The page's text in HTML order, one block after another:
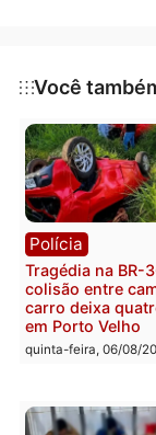
Categorias
Polícia
Você